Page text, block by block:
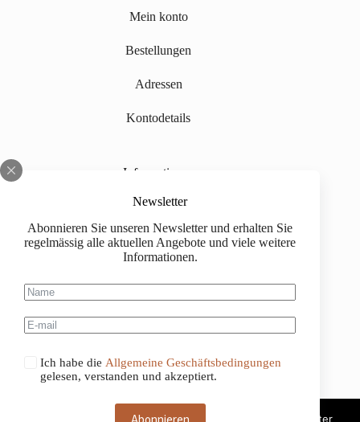
Newsletter
Abonnieren Sie unseren Newsletter und erhalten Sie
regelmässig alle aktuellen Angebote und viele weitere
Informationen.
Ich habe die Allgemeine Geschäftsbedingungen
gelesen, verstanden und akzeptiert.
Mein konto
Bestellungen
Adressen
Kontodetails
Informationen
Über uns
Impressum
Kaufinformationen
Allgemeine Geschäftsbedingungen
Diese Website benutzt Cookies. Wenn du die Website weiter